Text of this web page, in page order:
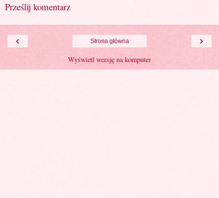
Prześlij komentarz
‹ ›
Strona główna
Wyświetl wersję na komputer